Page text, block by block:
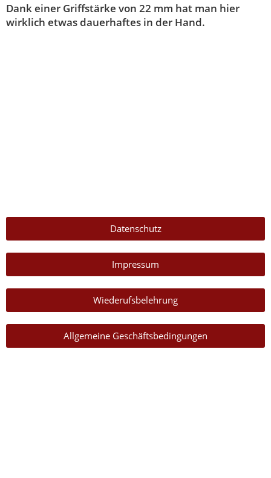
Dank einer Griffstärke von 22 mm hat man hier
wirklich etwas dauerhaftes in der Hand.
Datenschutz
Impressum
Wiederufsbelehrung
Allgemeine Geschäftsbedingungen